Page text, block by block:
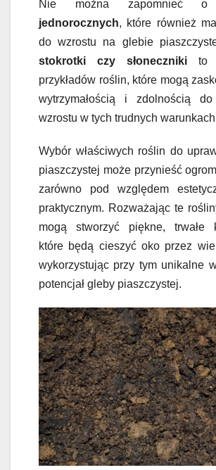
Nie można zapomnieć
jednorocznych, które również
do wzrostu na glebie
stokrotki czy słoneczniki to
przykładów roślin, które mogą
wytrzymałością i zdolnością
wzrostu w tych trudnych
Wybór właściwych roślin do
piaszczystej może przynieść
zarówno pod względem
praktycznym. Rozważając te
mogą stworzyć piękne, trwałe
które będą cieszyć oko przez
wykorzystując przy tym unikalne
potencjał gleby piaszczystej.